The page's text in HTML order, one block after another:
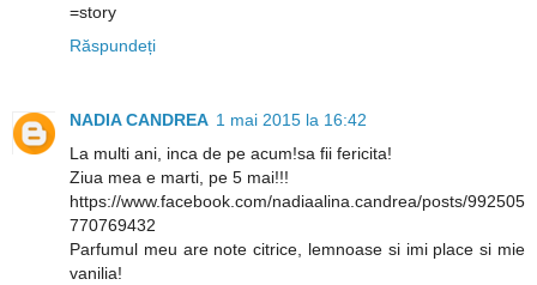
=story
Răspundeți
NADIA CANDREA 1 mai 2015 la 16:42
La multi ani, inca de pe acum!sa fii fericita!
Ziua mea e marti, pe 5 mai!!!
https://www.facebook.com/nadiaalina.candrea/posts/992505
770769432
Parfumul meu are note citrice, lemnoase si imi place si mie
vanilia!